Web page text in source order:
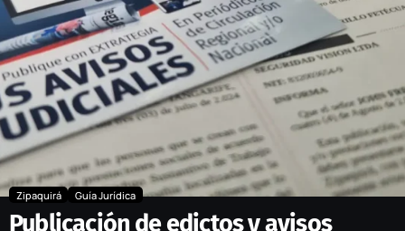
Zipaquirá Guía Jurídica
Publicación de edictos y avisos